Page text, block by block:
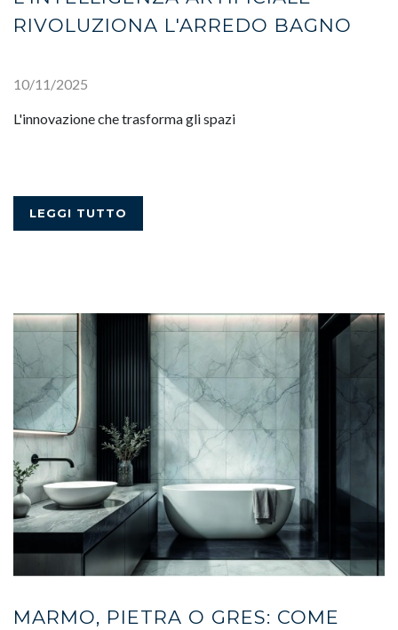
RIVOLUZIONA L'ARREDO BAGNO
10/11/2025
L'innovazione che trasforma gli spazi
LEGGI TUTTO
MARMO, PIETRA O GRES: COME